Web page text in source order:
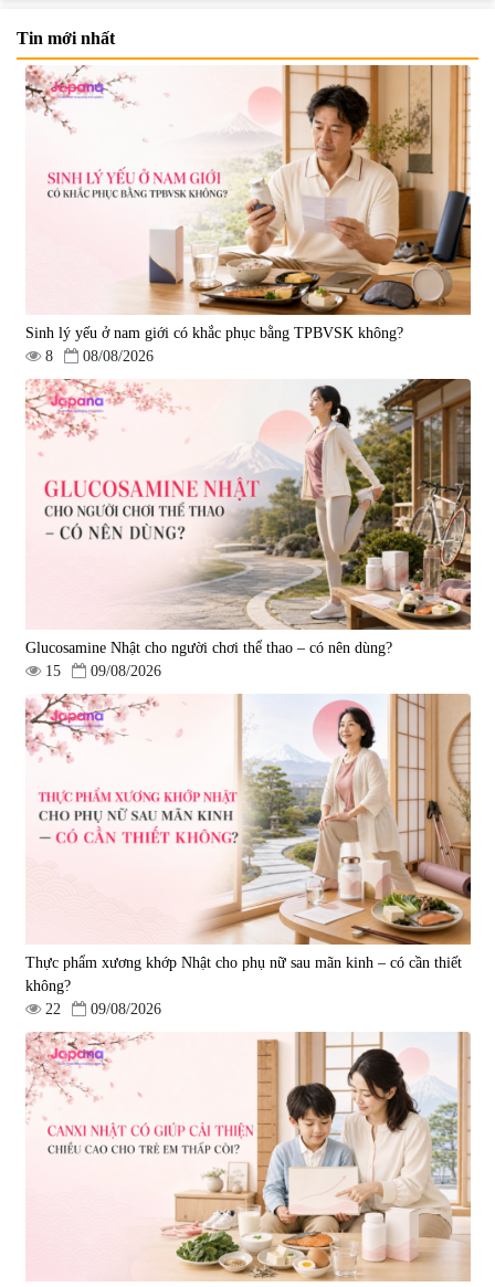
Mặt Nạ Nichiei Bussan Nano
miếng)
0
1.890.000 đ
Viên uống bổ não Ribeto Shoji
Ichoha Ekisu Plus - 90 viên
|57.920
1.450.000 đ
Viên uống hỗ trợ tăng cường
sinh lý nam Fujina Monster Shot
880.000 đ
Viên uống chống lão hóa, tăng
sức khỏe Yangmiwa NMN 60
viên
|42.588
5.500.000 đ
Viên uống phòng ngừa đột quỵ,
tai biến Nattokinase Nano
Premium 120 viên
2.290.000 đ
Tin mới nhất
Sinh lý yếu ở nam giới có khắc phục bằng TPBVSK không?
8
08/08/2026
Glucosamine Nhật cho người chơi thể thao – có nên dùng?
15
09/08/2026
Thực phẩm xương khớp Nhật cho phụ nữ sau mãn kinh – có cần thiết
không?
22
09/08/2026